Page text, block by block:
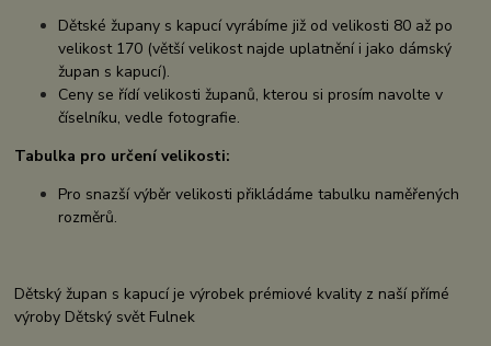
Dětské župany s kapucí vyrábíme již od velikosti 80 až po
velikost 170 (větší velikost najde uplatnění i jako dámský
župan s kapucí).
Ceny se řídí velikosti županů, kterou si prosím navolte v
číselníku, vedle fotografie.
Tabulka pro určení velikosti:
Pro snazší výběr velikosti přikládáme tabulku naměřených
rozměrů.
Dětský župan s kapucí je výrobek prémiové kvality z naší přímé
výroby Dětský svět Fulnek